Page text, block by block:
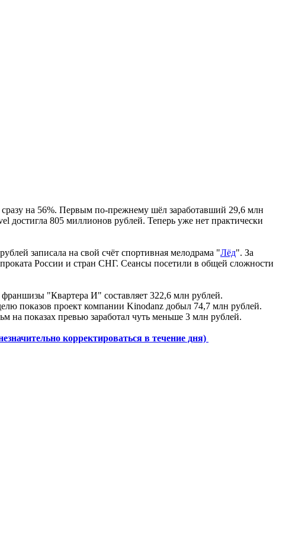
на 56%. Первым по-прежнему шёл заработавший 29,6 млн
достигла 805 миллионов рублей. Теперь уже нет практически
записала на свой счёт спортивная мелодрама "Лёд". За
России и стран СНГ. Сеансы посетили в общей сложности
"Квартера И" составляет 322,6 млн рублей.
показов проект компании Kinodanz добыл 74,7 млн рублей.
на показах превью заработал чуть меньше 3 млн рублей.
корректироваться в течение дня)